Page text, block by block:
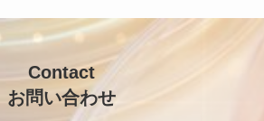
Contact
お問い合わせ